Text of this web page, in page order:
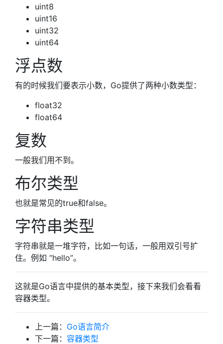
uint8
uint16
uint32
uint64
浮点数
有的时候我们要表示小数，Go提供了两种小数类型：
float32
float64
复数
一般我们用不到。
布尔类型
也就是常见的true和false。
字符串类型
字符串就是一堆字符，比如一句话，一般用双引号扩
住。例如 “hello”。
这就是Go语言中提供的基本类型，接下来我们会看看
容器类型。
上一篇： Go语言简介
下一篇： 容器类型